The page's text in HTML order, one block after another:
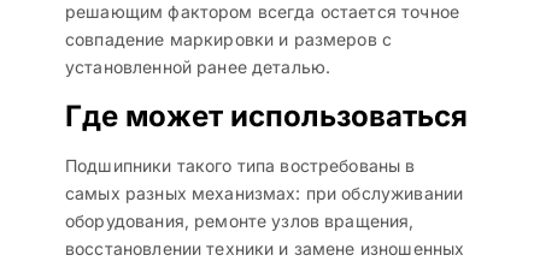
решающим фактором всегда остается точное
совпадение маркировки и размеров с
установленной ранее деталью.
Где может использоваться
Подшипники такого типа востребованы в
самых разных механизмах: при обслуживании
оборудования, ремонте узлов вращения,
восстановлении техники и замене изношенных